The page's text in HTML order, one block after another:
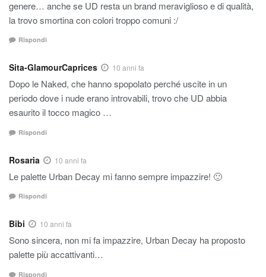
genere… anche se UD resta un brand meraviglioso e di qualità,
la trovo smortina con colori troppo comuni :/
Rispondi
Sita-GlamourCaprices 10 anni fa
Dopo le Naked, che hanno spopolato perché uscite in un
periodo dove i nude erano introvabili, trovo che UD abbia
esaurito il tocco magico …
Rispondi
Rosaria 10 anni fa
Le palette Urban Decay mi fanno sempre impazzire! 🙂
Rispondi
Bibi 10 anni fa
Sono sincera, non mi fa impazzire, Urban Decay ha proposto
palette più accattivanti…
Rispondi